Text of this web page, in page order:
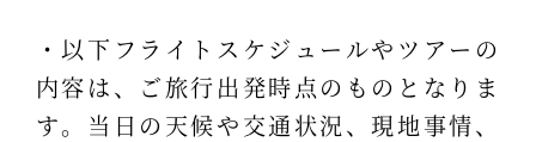
・以下フライトスケジュールやツアーの
内容は、ご旅行出発時点のものとなりま
す。当日の天候や交通状況、現地事情、